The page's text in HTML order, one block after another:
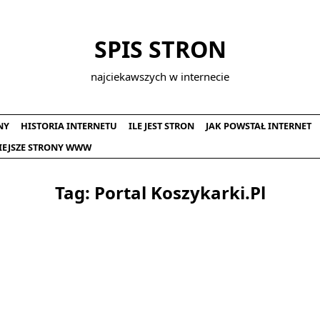
SPIS STRON
najciekawszych w internecie
HISTORIA INTERNETU ILE JEST STRON
JAK POWSTAŁ INTERNET
STRONY WWW
Tag: Portal Koszykarki.pl